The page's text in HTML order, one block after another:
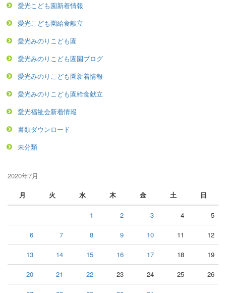
愛光こども園新着情報
愛光こども園給食献立
愛光みのりこども園
愛光みのりこども園園ブログ
愛光みのりこども園新着情報
愛光みのりこども園給食献立
愛光福祉会新着情報
書類ダウンロード
未分類
2020年7月
月
火 水 木 金 土 日
1 2 3 4 5
6 7 8 9 10 11 12
13 14 15 16 17 18 19
20 21 22 23 24 25 26